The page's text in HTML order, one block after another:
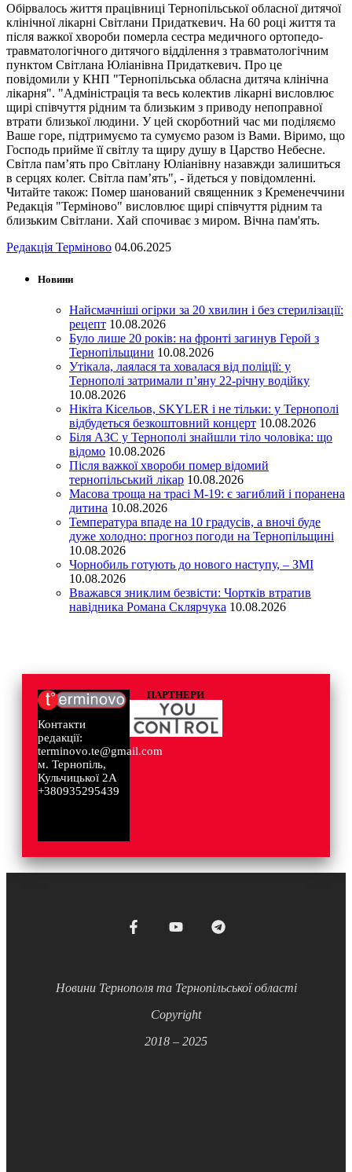
Обірвалось життя працівниці Тернопільської обласної дитячої
клінічної лікарні Світлани Придаткевич. На 60 році життя та
після важкої хвороби померла сестра медичного ортопедо-
травматологічного дитячого відділення з травматологічним
пунктом Світлана Юліанівна Придаткевич. Про це
повідомили у КНП "Тернопільська обласна дитяча клінічна
лікарня". "Адміністрація та весь колектив лікарні висловлює
щирі співчуття рідним та близьким з приводу непоправної
втрати близької людини. У цей скорботний час ми поділяємо
Ваше горе, підтримуємо та сумуємо разом із Вами. Віримо, що
Господь прийме її світлу та щиру душу в Царство Небесне.
Світла пам’ять про Світлану Юліанівну назавжди залишиться
в серцях колег. Світла пам’ять", - йдеться у повідомленні.
Читайте також: Помер шанований священник з Кременеччини
Редакція "Терміново" висловлює щирі співчуття рідним та
близьким Світлани. Хай спочиває з миром. Вічна пам'ять.
Редакція Терміново 04.06.2025
Новини
Найсмачніші огірки за 20 хвилин і без стерилізації:
рецепт 10.08.2026
Було лише 20 років: на фронті загинув Герой з
Тернопільщини 10.08.2026
Утікала, лаялася та ховалася від поліції: у
Тернополі затримали п’яну 22-річну водійку
10.08.2026
Нікіта Кісельов, SKYLER і не тільки: у Тернополі
відбудеться безкоштовний концерт 10.08.2026
Біля АЗС у Тернополі знайшли тіло чоловіка: що
відомо 10.08.2026
Після важкої хвороби помер відомий
тернопільський лікар 10.08.2026
Масова троща на трасі М-19: є загиблий і поранена
дитина 10.08.2026
Температура впаде на 10 градусів, а вночі буде
дуже холодно: прогноз погоди на Тернопільщині
10.08.2026
Чорнобиль готують до нового наступу, – ЗМІ
10.08.2026
Вважався зниклим безвісти: Чортків втратив
навідника Романа Склярчука 10.08.2026
Контакти
редакції:
terminovo.te@gmail.com
м. Тернопіль,
Кульчицької 2А
+380935295439
ПАРТНЕРИ
Новини Тернополя та Тернопільської області
Copyright
2018 – 2025